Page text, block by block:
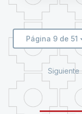
Página 9 de 51
Siguiente